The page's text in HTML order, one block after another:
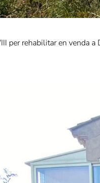
per rehabilitar en venda